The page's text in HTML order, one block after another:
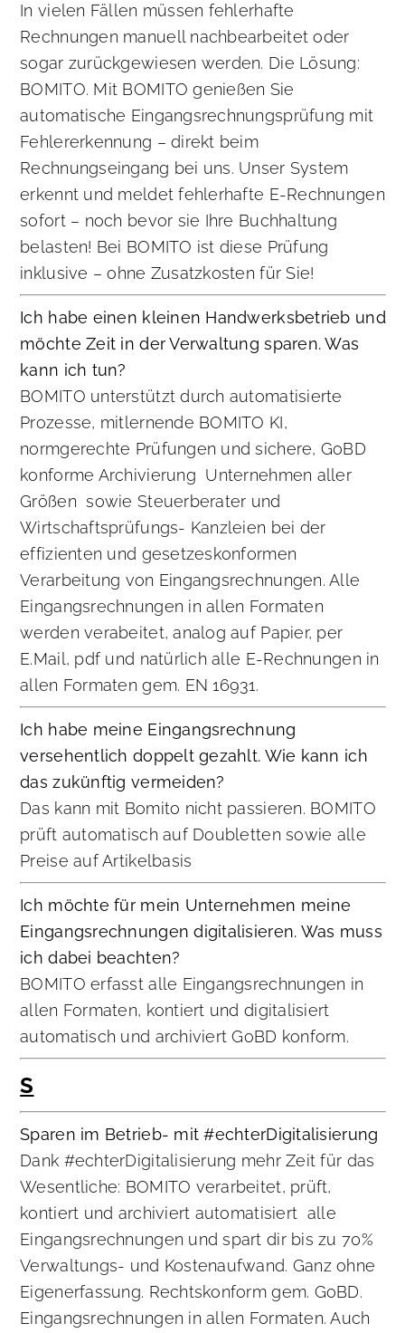
In vielen Fällen müssen fehlerhafte
Rechnungen manuell nachbearbeitet oder
sogar zurückgewiesen werden. Die Lösung:
BOMITO. Mit BOMITO genießen Sie
automatische Eingangsrechnungsprüfung mit
Fehlererkennung – direkt beim
Rechnungseingang bei uns. Unser System
erkennt und meldet fehlerhafte E-Rechnungen
sofort – noch bevor sie Ihre Buchhaltung
belasten! Bei BOMITO ist diese Prüfung
inklusive – ohne Zusatzkosten für Sie!
Ich habe einen kleinen Handwerksbetrieb und
möchte Zeit in der Verwaltung sparen. Was
kann ich tun?
BOMITO unterstützt durch automatisierte
Prozesse, mitlernende BOMITO KI,
normgerechte Prüfungen und sichere, GoBD
konforme Archivierung Unternehmen aller
Größen sowie Steuerberater und
Wirtschaftsprüfungs- Kanzleien bei der
effizienten und gesetzeskonformen
Verarbeitung von Eingangsrechnungen. Alle
Eingangsrechnungen in allen Formaten
werden verabeitet, analog auf Papier, per
E.Mail, pdf und natürlich alle E-Rechnungen in
allen Formaten gem. EN 16931.
Ich habe meine Eingangsrechnung
versehentlich doppelt gezahlt. Wie kann ich
das zukünftig vermeiden?
Das kann mit Bomito nicht passieren. BOMITO
prüft automatisch auf Doubletten sowie alle
Preise auf Artikelbasis
Ich möchte für mein Unternehmen meine
Eingangsrechnungen digitalisieren. Was muss
ich dabei beachten?
BOMITO erfasst alle Eingangsrechnungen in
allen Formaten, kontiert und digitalisiert
automatisch und archiviert GoBD konform.
S
Sparen im Betrieb- mit #echterDigitalisierung
Dank #echterDigitalisierung mehr Zeit für das
Wesentliche: BOMITO verarbeitet, prüft,
kontiert und archiviert automatisiert alle
Eingangsrechnungen und spart dir bis zu 70%
Verwaltungs- und Kostenaufwand. Ganz ohne
Eigenerfassung. Rechtskonform gem. GoBD.
Eingangsrechnungen in allen Formaten. Auch